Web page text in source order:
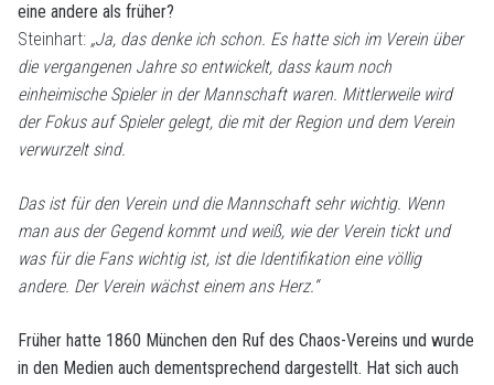
eine andere als früher?
Steinhart: „Ja, das denke ich schon. Es hatte sich im Verein über
die vergangenen Jahre so entwickelt, dass kaum noch
einheimische Spieler in der Mannschaft waren. Mittlerweile wird
der Fokus auf Spieler gelegt, die mit der Region und dem Verein
verwurzelt sind.
Das ist für den Verein und die Mannschaft sehr wichtig. Wenn
man aus der Gegend kommt und weiß, wie der Verein tickt und
was für die Fans wichtig ist, ist die Identifikation eine völlig
andere. Der Verein wächst einem ans Herz.“
Früher hatte 1860 München den Ruf des Chaos-Vereins und wurde
in den Medien auch dementsprechend dargestellt. Hat sich auch